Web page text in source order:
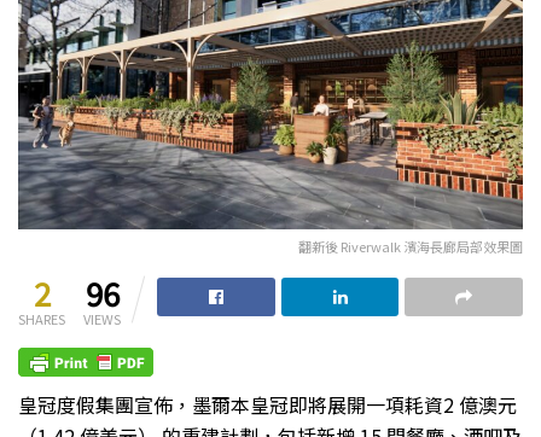
翻新後 Riverwalk 濱海長廊局部效果圖
2
SHARES
96
VIEWS
皇冠度假集團宣佈，墨爾本皇冠即將展開一項耗資2 億澳元